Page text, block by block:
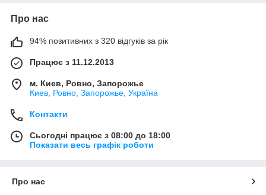
Про нас
94% позитивних з 320 відгуків за рік
Працює з 11.12.2013
м. Киев, Ровно, Запорожье
Киев, Ровно, Запорожье, Україна
Контакти
Сьогодні працює з 08:00 до 18:00
Показати весь графік роботи
Про нас